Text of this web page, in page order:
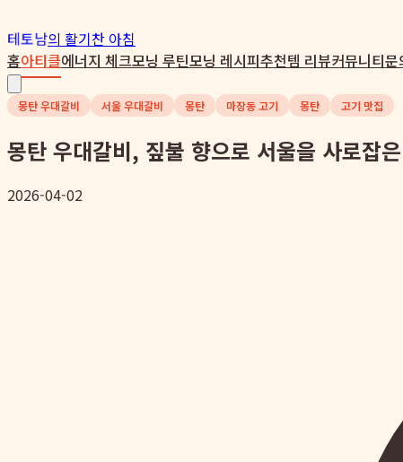
테토남의 활기찬 아침
홈아티클에너지 체크모닝 루틴모닝 레시피추천템 리뷰커뮤니티문
몽탄 우대갈비 서울 우대갈비 몽탄 마장동 고기 몽탄 고기 맛집
몽탄 우대갈비, 짚불 향으로 서울을 사로잡
2026-04-02